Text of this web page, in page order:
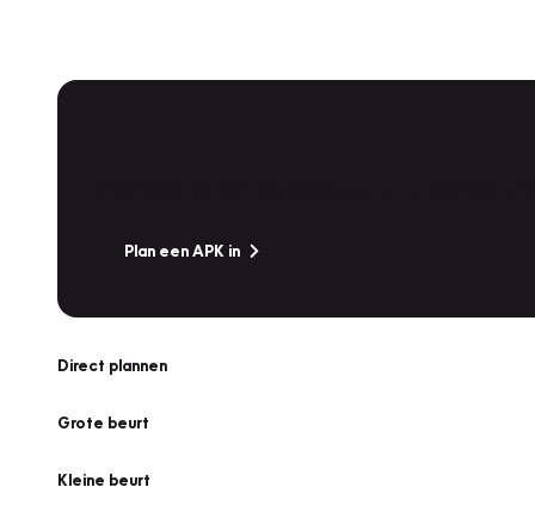
Plan een APK in
Direct plannen
Grote beurt
Kleine beurt